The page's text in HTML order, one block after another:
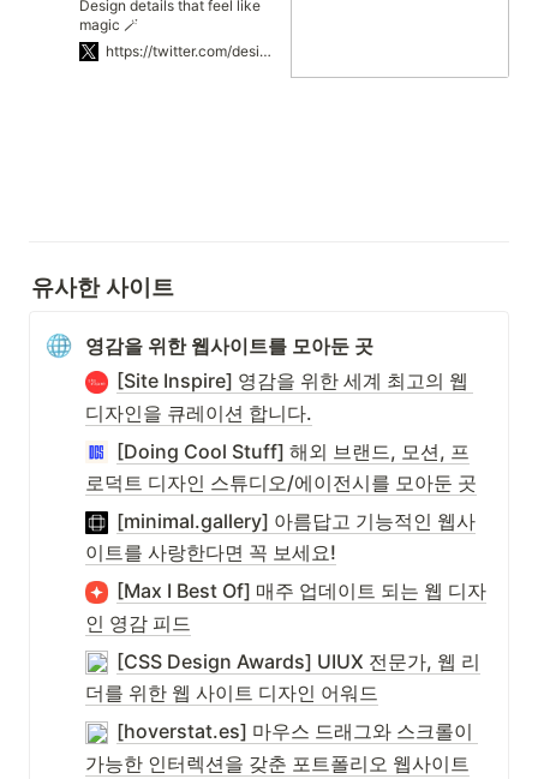
Design details that feel like
magic 🪄
https://twitter.com/designspells_
유사한 사이트
영감을 위한 웹사이트를 모아둔 곳
[Site Inspire] 영감을 위한 세계 최고의 웹
디자인을 큐레이션 합니다.
[Doing Cool Stuff] 해외 브랜드, 모션, 프
로덕트 디자인 스튜디오/에이전시를 모아둔 곳
[minimal.gallery] 아름답고 기능적인 웹사
이트를 사랑한다면 꼭 보세요!
[Max I Best Of] 매주 업데이트 되는 웹 디자
인 영감 피드
[CSS Design Awards] UIUX 전문가, 웹 리
더를 위한 웹 사이트 디자인 어워드
[hoverstat.es] 마우스 드래그와 스크롤이
가능한 인터렉션을 갖춘 포트폴리오 웹사이트